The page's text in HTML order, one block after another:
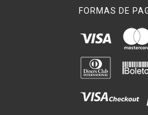
FORMAS DE